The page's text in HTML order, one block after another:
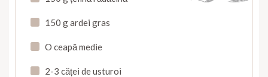
150 g ardei gras
O ceapă medie
2-3 căței de usturoi